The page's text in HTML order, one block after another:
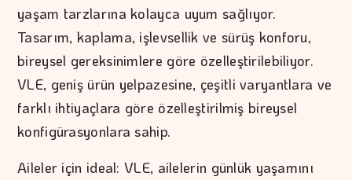
yaşam tarzlarına kolayca uyum sağlıyor.
Tasarım, kaplama, işlevsellik ve sürüş konforu,
bireysel gereksinimlere göre özelleştirilebiliyor.
VLE, geniş ürün yelpazesine, çeşitli varyantlara ve
farklı ihtiyaçlara göre özelleştirilmiş bireysel
konfigürasyonlara sahip.
Aileler için ideal: VLE, ailelerin günlük yaşamını